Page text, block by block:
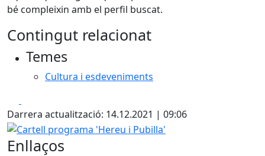
bé compleixin amb el perfil buscat.
Contingut relacionat
Temes
Cultura i esdeveniments
Darrera actualització: 14.12.2021 | 09:06
Cartell programa 'Hereu i Pubilla'
Enllaços